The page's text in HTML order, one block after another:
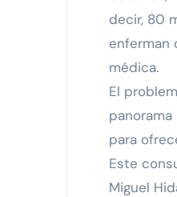
decir, 80
enferman
médica.
El
para
Este
Miguel